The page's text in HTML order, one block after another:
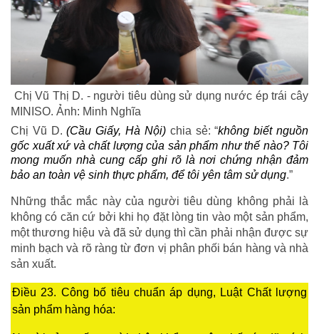
Chị Vũ Thị D. - người tiêu dùng sử dụng nước ép trái cây
MINISO. Ảnh: Minh Nghĩa
Chị Vũ D.(Cầu Giấy, Hà Nội)chia sẻ: “không biết nguồn
gốc xuất xứ và chất lượng của sản phẩm như thế nào? Tôi
mong muốn nhà cung cấp ghi rõ là nơi chứng nhận đảm
bảo an toàn vệ sinh thực phẩm, để tôi yên tâm sử dụng.”
Những thắc mắc này của người tiêu dùng không phải là
không có căn cứ bởi khi họ đặt lòng tin vào một sản phẩm,
một thương hiệu và đã sử dụng thì cần phải nhận được sự
minh bạch và rõ ràng từ đơn vị phân phối bán hàng và nhà
sản xuất.
Điều 23. Công bố tiêu chuẩn áp dụng, Luật Chất lượng
sản phẩm hàng hóa: